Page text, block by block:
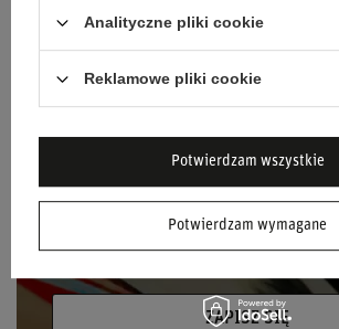
newslettera!
Podaj swój adres e-mail
Wyrażam zgodę na przetwarzanie
danych osobowych (adres e-mail)
ZAPISZ SIĘ
Analityczne pliki cookie
Reklamowe pliki cookie
Potwierdzam wymagane
Potwierdzam wszystkie